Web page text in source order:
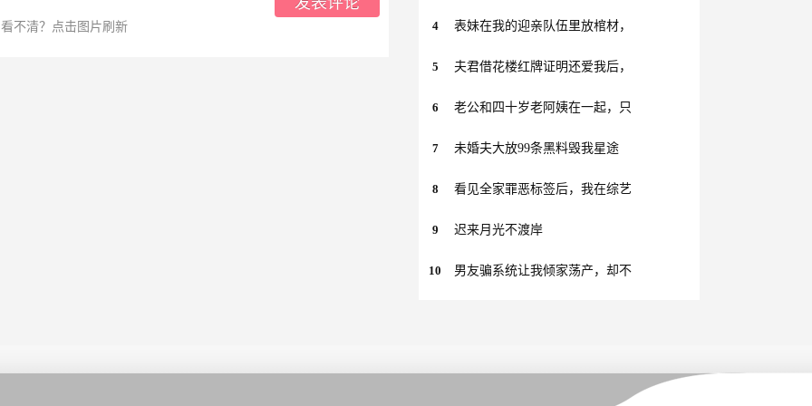
看不清？点击图片刷新 4 表妹在我的迎亲队伍里放棺材，
5 夫君借花楼红牌证明还爱我后，
6 老公和四十岁老阿姨在一起，只
7 未婚夫大放99条黑料毁我星途
8 看见全家罪恶标签后，我在综艺
9 迟来月光不渡岸
10 男友骗系统让我倾家荡产，却不